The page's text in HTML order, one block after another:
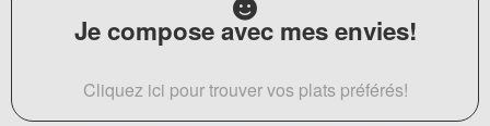
Je compose avec mes envies!
Cliquez ici pour trouver vos plats préférés!